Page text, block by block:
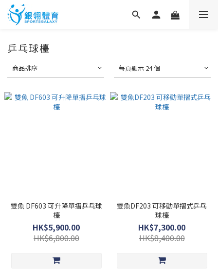
乒乓球檯
商品排序 每頁顯示 24 個
雙魚 DF603 可升降單摺乒乓球
檯
HK$5,900.00
HK$6,800.00
雙魚DF203 可移動單摺式乒乓
球檯
HK$7,300.00
HK$8,400.00